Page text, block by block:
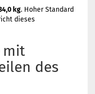
kg. Hoher Standard
dieses
mit
des